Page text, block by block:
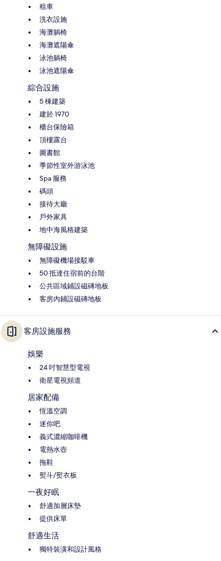
租車
洗衣設施
海灘躺椅
海灘遮陽傘
泳池躺椅
泳池遮陽傘
綜合設施
5 棟建築
建於 1970
櫃台保險箱
頂樓露台
圖書館
季節性室外游泳池
Spa 服務
碼頭
接待大廳
戶外家具
地中海風格建築
無障礙設施
無障礙機場接駁車
50 抵達住宿前的台階
公共區域鋪設磁磚地板
客房內鋪設磁磚地板
客房設施服務
娛樂
24 吋智慧型電視
衛星電視頻道
居家配備
恆溫空調
迷你吧
義式濃縮咖啡機
電熱水壺
拖鞋
熨斗/熨衣板
一夜好眠
舒適加層床墊
提供床單
舒適生活
獨特裝潢和設計風格